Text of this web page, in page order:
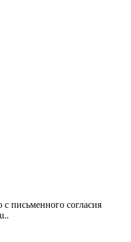
письменного согласия